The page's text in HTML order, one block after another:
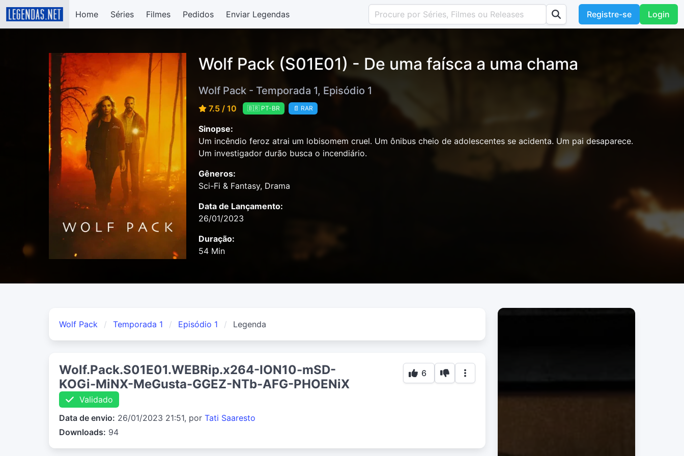
Home Séries Filmes Pedidos Enviar Legendas Registre-se Login
Wolf Pack (S01E01) - De uma faísca a uma chama
Wolf Pack - Temporada 1, Episódio 1
7.5 / 10 🇧🇷 PT-BR 📄 RAR
Sinopse:
Um incêndio feroz atrai um lobisomem cruel. Um ônibus cheio de adolescentes se acidenta. Um pai desaparece.
Um investigador durão busca o incendiário.
Gêneros:
Sci-Fi & Fantasy, Drama
Data de Lançamento:
26/01/2023
Duração:
54 Min
Wolf Pack Temporada 1 Episódio 1 Legenda
Wolf.Pack.S01E01.WEBRip.x264-ION10-mSD-
KOGi-MiNX-MeGusta-GGEZ-NTb-AFG-PHOENiX
Validado
Data de envio: 26/01/2023 21:51, por Tati Saaresto
Downloads: 94
6